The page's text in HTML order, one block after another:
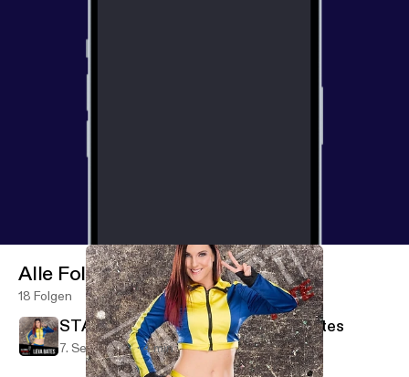
Alle Folgen
18 Folgen
STARRCAST INTERVIEW: Leva Bates
7. Sept. 2018 4 min